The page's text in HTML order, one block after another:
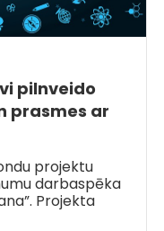
pilnveido
prasmes ar
projektu
darbaspēka
Projekta